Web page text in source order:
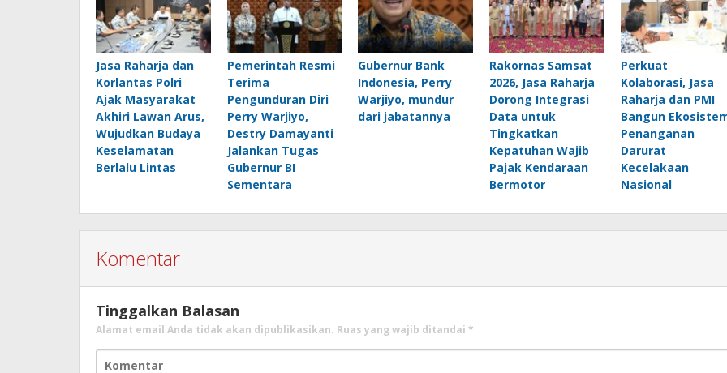
Jasa Raharja dan
Korlantas Polri
Ajak Masyarakat
Akhiri Lawan Arus,
Wujudkan Budaya
Keselamatan
Berlalu Lintas
Pemerintah Resmi
Terima
Pengunduran Diri
Perry Warjiyo,
Destry Damayanti
Jalankan Tugas
Gubernur BI
Sementara
Gubernur Bank
Indonesia, Perry
Warjiyo, mundur
dari jabatannya
Rakornas Samsat
2026, Jasa Raharja
Dorong Integrasi
Data untuk
Tingkatkan
Kepatuhan Wajib
Pajak Kendaraan
Bermotor
Perkuat
Kolaborasi, Jasa
Raharja dan PMI
Bangun
Penanganan
Darurat
Kecelakaan
Nasional
Komentar
Tinggalkan Balasan
Alamat email Anda tidak akan dipublikasikan. Ruas yang wajib ditandai *